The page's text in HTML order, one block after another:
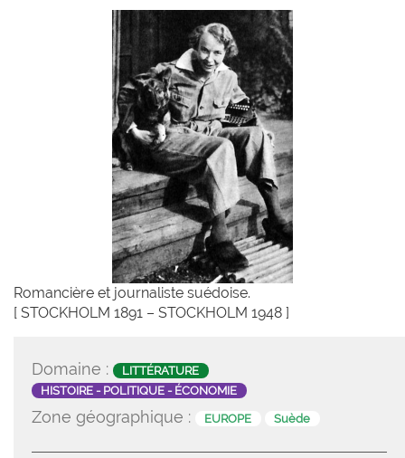
Romancière et journaliste suédoise.
[ STOCKHOLM 1891 – STOCKHOLM 1948 ]
Domaine :
LITTÉRATURE
HISTOIRE - POLITIQUE - ÉCONOMIE
Zone géographique : EUROPE Suède